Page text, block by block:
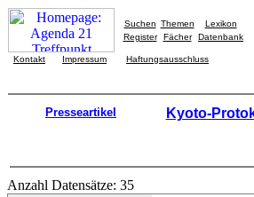
Suchen Themen
Lexikon
Register
Fächer Datenbank
Kontakt Impressum Haftungsausschluss
Presseartikel Kyoto-
Anzahl Datensätze: 35